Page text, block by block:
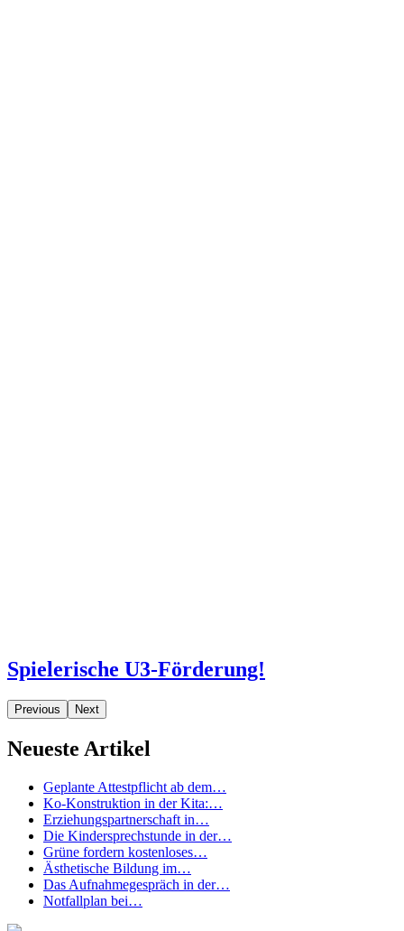
Spielerische U3-Förderung!
Previous Next
Neueste Artikel
Geplante Attestpflicht ab dem…
Ko-Konstruktion in der Kita:…
Erziehungspartnerschaft in…
Die Kindersprechstunde in der…
Grüne fordern kostenloses…
Ästhetische Bildung im…
Das Aufnahmegespräch in der…
Notfallplan bei…